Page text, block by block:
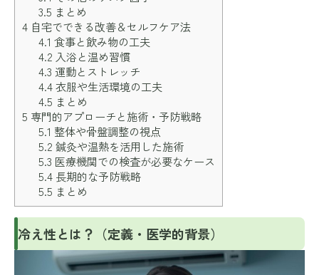
3.5 まとめ
4 自宅でできる改善＆セルフケア法
4.1 食事と飲み物の工夫
4.2 入浴と温め習慣
4.3 運動とストレッチ
4.4衣服や生活環境の工夫
4.5 まとめ
5 専門的アプローチと施術・予防戦略
5.1 整体や骨盤調整の視点
5.2 鍼灸や温熱を活用した施術
5.3 医療機関での検査が必要なケース
5.4長期的な予防戦略
5.5 まとめ
冷え性とは？（定義・医学的背景）